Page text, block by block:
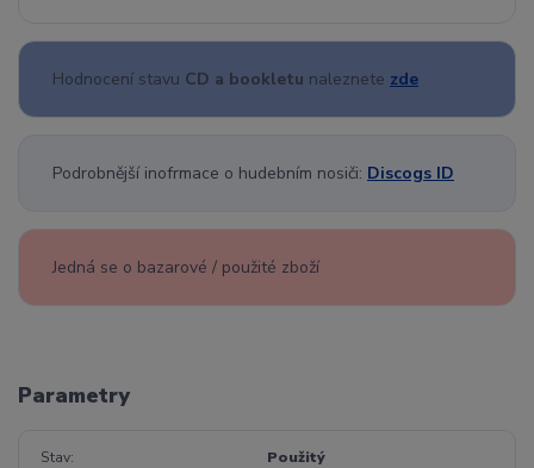
Hodnocení stavu CD a bookletu naleznete zde
Podrobnější inofrmace o hudebním nosiči: Discogs ID
Jedná se o bazarové / použité zboží
Parametry
Stav Použitý